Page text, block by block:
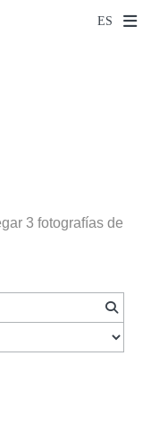
3 fotografías de